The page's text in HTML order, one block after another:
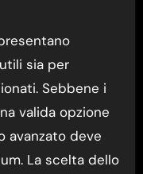
sia per
Sebbene i
valida opzione
avanzato deve
La scelta dello